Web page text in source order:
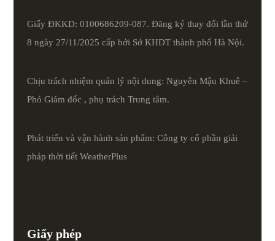
Giấy ĐKKD: 0100686209-087. Đăng ký thay đổi lần thứ
8 ngày 27/11/2025 cấp bởi Sở KHDT thành phố Hà Nội.
Chịu trách nhiệm quản lý nội dung: Nguyễn Mậu Khuê –
Phó Giám đốc , phụ trách Trung tâm.
Phát triển và vận hành sản phẩm: Công ty cổ phần giải
pháp thời tiếtWeatherPlus
Giấy phép